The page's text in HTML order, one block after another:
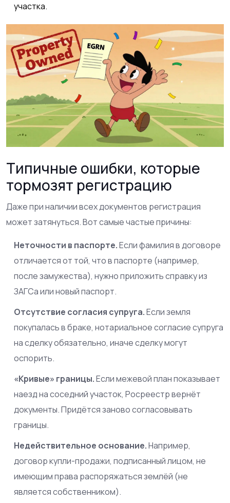
участка.
Типичные ошибки, которые
тормозят регистрацию
Даже при наличии всех документов регистрация
может затянуться. Вот самые частые причины:
Неточности в паспорте.Если фамилия в договоре
отличается от той, что в паспорте (например,
после замужества), нужно приложить справку из
ЗАГСа или новый паспорт.
Отсутствие согласия супруга.Если земля
покупалась в браке, нотариальное согласие супруга
на сделку обязательно, иначе сделку могут
оспорить.
«Кривые» границы.Если межевой план показывает
наезд на соседний участок, Росреестр вернёт
документы. Придётся заново согласовывать
границы.
Недействительное основание.Например,
договор купли-продажи, подписанный лицом, не
имеющим права распоряжаться землёй (не
является собственником).